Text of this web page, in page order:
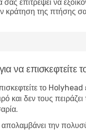
επιτρέψει να
κράτηση της πτήσης
να
το
και δεν τους
απολαμβάνει την